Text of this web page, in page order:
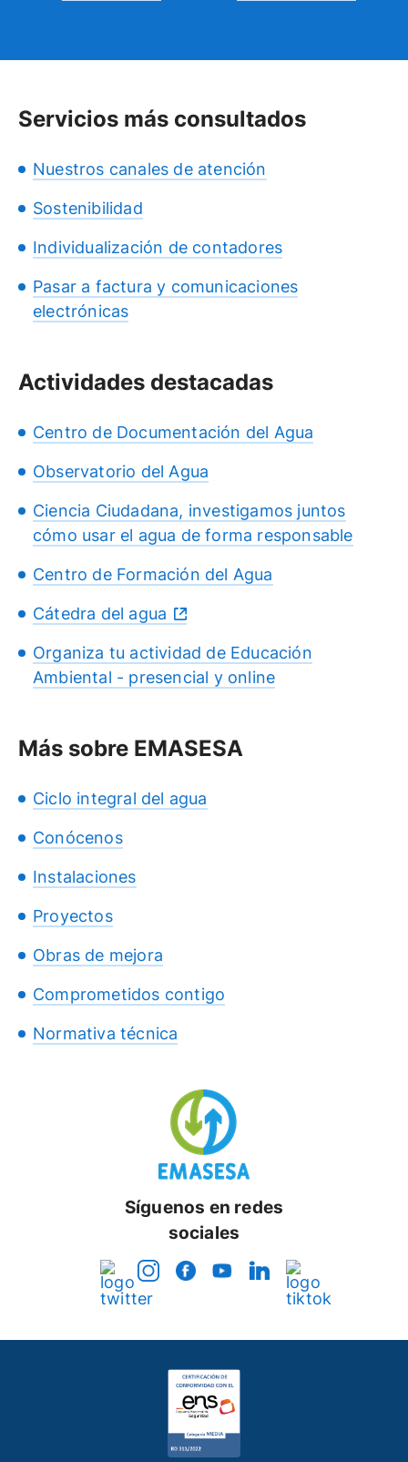
Servicios más consultados
Nuestros canales de atención
Sostenibilidad
Individualización de contadores
Pasar a factura y comunicaciones
electrónicas
Actividades destacadas
Centro de Documentación del Agua
Observatorio del Agua
Ciencia Ciudadana, investigamos juntos
cómo usar el agua de forma responsable
Centro de Formación del Agua
Cátedra del agua
Organiza tu actividad de Educación
Ambiental - presencial y online
Más sobre EMASESA
Ciclo integral del agua
Conócenos
Instalaciones
Proyectos
Obras de mejora
Comprometidos contigo
Normativa técnica
Síguenos en redes
sociales